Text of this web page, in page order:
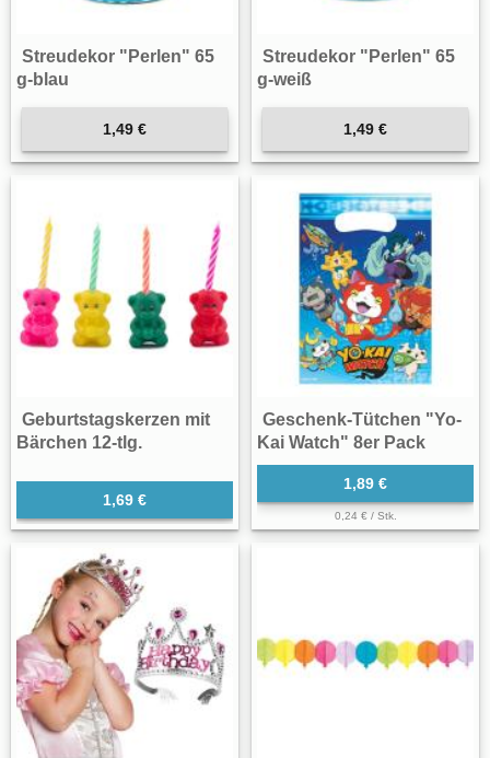
Streudekor "Perlen" 65
g-blau
1,49 €
Streudekor "Perlen" 65
g-weiß
1,49 €
Geburtstagskerzen mit
Bärchen 12-tlg.
1,69 €
Geschenk-Tütchen "Yo-
Kai Watch" 8er Pack
1,89 €
0,24 € / Stk.